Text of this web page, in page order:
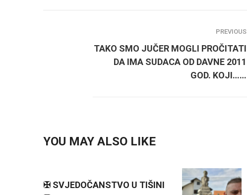
PREVIOUS
TAKO SMO JUČER MOGLI PROČITATI
DA IMA SUDACA OD DAVNE 2011
GOD. KOJI……
YOU MAY ALSO LIKE
✠ SVJEDOČANSTVO U TIŠINI